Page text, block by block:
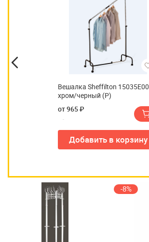
Вешалка Sheffilton 15035E00
хром/черный (Р)
от 965 ₽
Добавить в корзину
-8%